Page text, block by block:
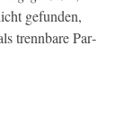
gefun­den,
trennbare Par­